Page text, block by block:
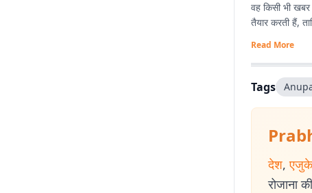
वह किसी भी
तैयार करती हैं,
Read More
Tags
देश,
रोजाना